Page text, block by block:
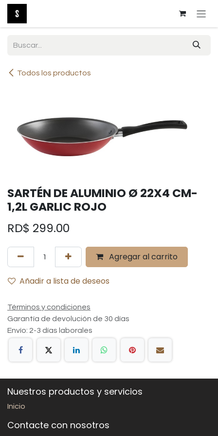
Ir al contenido
Todos los productos
SARTÉN DE ALUMINIO Ø 22X4 CM-
1,2L GARLIC ROJO
RD$ 299.00
Agregar al carrito
Añadir a lista de deseos
Términos y condiciones
Garantía de devolución de 30 días
Envío: 2-3 días laborales
Nuestros productos y servicios
Inicio
Contacte con nosotros